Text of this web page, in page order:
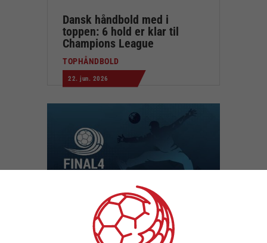
Dansk håndbold med i
toppen: 6 hold er klar til
Champions League
TOPHÅNDBOLD
22. jun. 2026
Final4: Endnu et eventyr
venter i Jyske Bank Boxen